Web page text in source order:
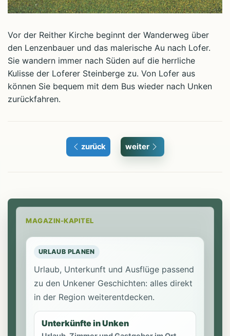
Vor der Reither Kirche beginnt der Wanderweg über
den Lenzenbauer und das malerische Au nach Lofer.
Sie wandern immer nach Süden auf die herrliche
Kulisse der Loferer Steinberge zu. Von Lofer aus
können Sie bequem mit dem Bus wieder nach Unken
zurückfahren.
zurück weiter
MAGAZIN-KAPITEL
URLAUB PLANEN
Urlaub, Unterkunft und Ausflüge passend
zu den Unkener Geschichten: alles direkt
in der Region weiterentdecken.
Unterkünfte in Unken